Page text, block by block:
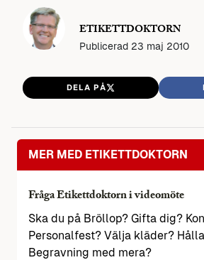
ETIKETTDOKTORN
Publicerad 23 maj 2010
DELA PÅ
MER MED ETIKETTDOKTORN
Fråga Etikettdoktorn i videomöte
Ska du på Bröllop? Gifta dig?
Personalfest? Välja kläder?
Begravning med mera?